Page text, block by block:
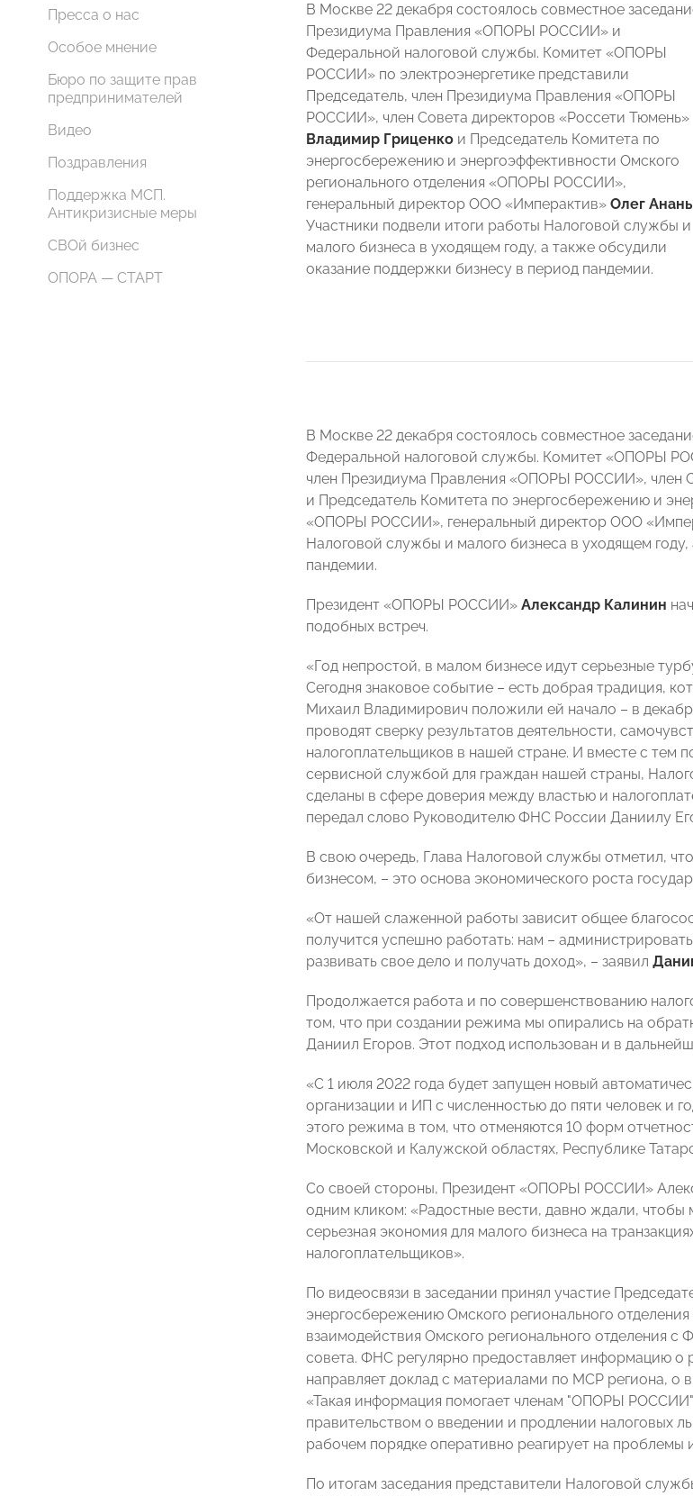
Пресса о нас
Особое мнение
Бюро по защите прав
предпринимателей
Видео
Поздравления
Поддержка МСП.
Антикризисные меры
СВОй бизнес
ОПОРА — СТАРТ
В Москве 22 декабря состоялось совместное
Президиума Правления «ОПОРЫ РОССИИ» и
Федеральной налоговой службы. Комитет «ОПОРЫ
РОССИИ» по электроэнергетике представили
Председатель, член Президиума Правления «ОПОРЫ
РОССИИ», член Совета директоров «Россети Тюмень»
Владимир Гриценко и Председатель Комитета по
энергосбережению и энергоэффективности Омского
регионального отделения «ОПОРЫ РОССИИ»,
генеральный директор ООО «Имперактив» Олег
Участники подвели итоги работы Налоговой службы и
малого бизнеса в уходящем году, а также обсудили
оказание поддержки бизнесу в период пандемии.
В Москве 22 декабря состоялось совместное
Федеральной налоговой службы. Комитет «ОПОРЫ
член Президиума Правления «ОПОРЫ РОССИИ», член
и Председатель Комитета по энергосбережению и
«ОПОРЫ РОССИИ», генеральный директор ООО
Налоговой службы и малого бизнеса в уходящем
пандемии.
Президент «ОПОРЫ РОССИИ» Александр Калинин
подобных встреч.
«Год непростой, в малом бизнесе идут серьезные
Сегодня знаковое событие – есть добрая традиция,
Михаил Владимирович положили ей начало – в
проводят сверку результатов деятельности,
налогоплательщиков в нашей стране. И вместе с тем
сервисной службой для граждан нашей страны,
сделаны в сфере доверия между властью и
передал слово Руководителю ФНС России Даниилу
В свою очередь, Глава Налоговой службы отметил,
бизнесом, – это основа экономического роста
«От нашей слаженной работы зависит общее
получится успешно работать: нам –
развивать свое дело и получать доход», – заявил
Продолжается работа и по совершенствованию
том, что при создании режима мы опирались на
Даниил Егоров. Этот подход использован и в
«С 1 июля 2022 года будет запущен новый
организации и ИП с численностью до пяти человек и
этого режима в том, что отменяются 10 форм
Московской и Калужской областях, Республике
Со своей стороны, Президент «ОПОРЫ РОССИИ»
одним кликом: «Радостные вести, давно ждали,
серьезная экономия для малого бизнеса на
налогоплательщиков».
По видеосвязи в заседании принял участие
энергосбережению Омского регионального
взаимодействия Омского регионального отделения
совета. ФНС регулярно предоставляет информацию о
направляет доклад с материалами по МСР региона, о
«Такая информация помогает членам "ОПОРЫ
правительством о введении и продлении налоговых
рабочем порядке оперативно реагирует на
По итогам заседания представители Налоговой